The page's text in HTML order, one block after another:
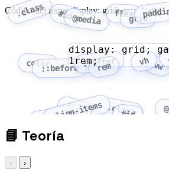
Código del tema: display: grid; gap: 1rem;
.class #id@media flexgrid
color::before ::after
rem vh vw
flex-wrap
align-items
justify-content
.class
#id
display: grid;
1rem;
📘 Teoría
‹ ›